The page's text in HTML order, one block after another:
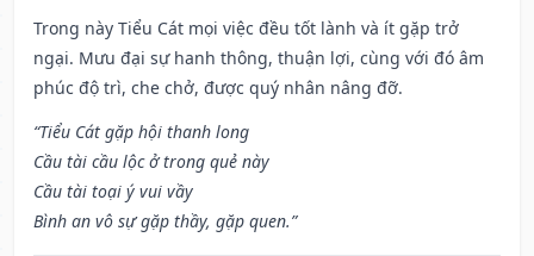
Trong này Tiểu Cát mọi việc đều tốt lành và ít gặp trở
ngại. Mưu đại sự hanh thông, thuận lợi, cùng với đó âm
phúc độ trì, che chở, được quý nhân nâng đỡ.
“Tiểu Cát gặp hội thanh long
Cầu tài cầu lộc ở trong quẻ này
Cầu tài toại ý vui vầy
Bình an vô sự gặp thầy, gặp quen.”